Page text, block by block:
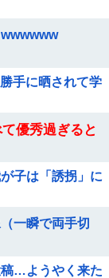
wwwwww
手に晒されて学
優秀過ぎると
子は「誘拐」に
一瞬で両手切
稿…ようやく来た